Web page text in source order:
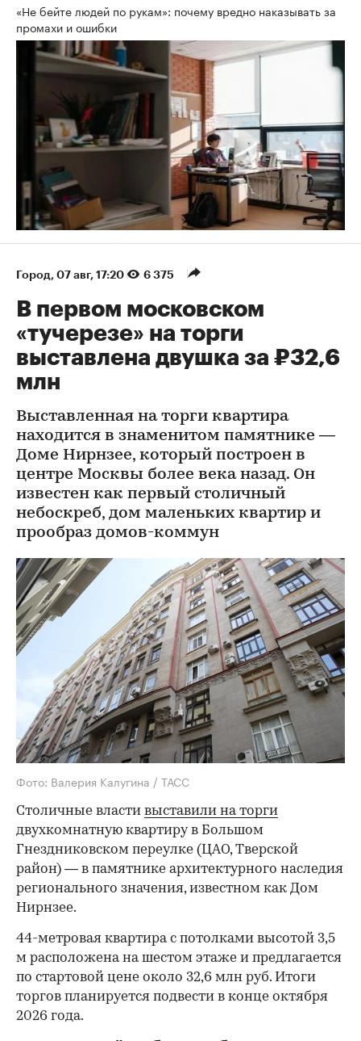
«Не бейте людей по рукам»: почему вредно наказывать за
промахи и ошибки
Город 07 авг, 17:20 6 375
В первом московском
«тучерезе» на торги
выставлена двушка за ₽32,6
млн
Выставленная на торги квартира
находится в знаменитом памятнике —
Доме Нирнзее, который построен в
центре Москвы более века назад. Он
известен как первый столичный
небоскреб, дом маленьких квартир и
прообраз домов-коммун
Фото: Валерия Калугина / ТАСС
Столичные власти выставили на торги
двухкомнатную квартиру в Большом
Гнездниковском переулке (ЦАО, Тверской
район) — в памятнике архитектурного наследия
регионального значения, известном как Дом
Нирнзее.
44-метровая квартира с потолками высотой 3,5
м расположена на шестом этаже и предлагается
по стартовой цене около 32,6 млн руб. Итоги
торгов планируется подвести в конце октября
2026 года.